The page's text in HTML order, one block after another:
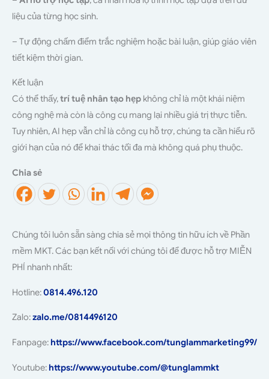
liệu của từng học sinh.
– Tự động chấm điểm trắc nghiệm hoặc bài luận, giúp giáo viên
tiết kiệm thời gian.
Kết luận
Có thể thấy,trí tuệ nhân tạo hẹp không chỉ là một khái niệm
công nghệ mà còn là công cụ mang lại nhiều giá trị thực tiễn.
Tuy nhiên, AI hẹp vẫn chỉ là công cụ hỗ trợ, chúng ta cần hiểu rõ
giới hạn của nó để khai thác tối đa mà không quá phụ thuộc.
Chia sẻ
Chúng tôi luôn sẵn sàng chia sẻ mọi thông tin hữu ích về Phần
mềm MKT. Các bạn kết nối với chúng tôi để được hỗ trợ MIỄN
PHÍ nhanh nhất:
Hotline:0814.496.120
Zalo:zalo.me/0814496120
Fanpage: https://www.facebook.com/tunglammarketing99/
Youtube: https://www.youtube.com/@tunglammkt